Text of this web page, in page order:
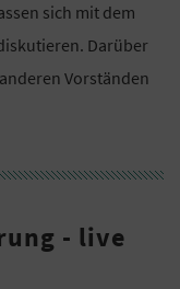
sich mit dem
Darüber
Vorständen
- live